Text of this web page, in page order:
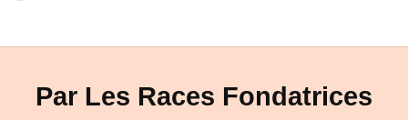
Par Les Races Fondatrices